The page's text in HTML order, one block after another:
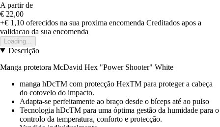
A partir de
€ 22,00
+€ 1,10 oferecidos na sua proxima encomenda Creditados apos a
validacao da sua encomenda
Loading...
Descrição
Manga protetora McDavid Hex "Power Shooter" White
manga hDcTM com protecção HexTM para proteger a cabeça
do cotovelo do impacto.
Adapta-se perfeitamente ao braço desde o bíceps até ao pulso
Tecnologia hDcTM para uma óptima gestão da humidade para o
controlo da temperatura, conforto e protecção.